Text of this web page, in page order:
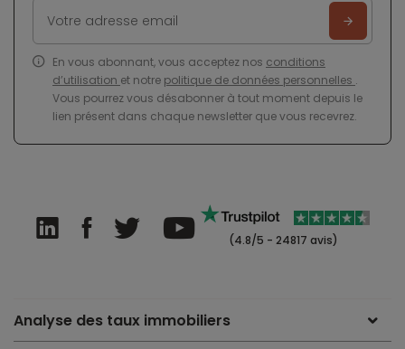
En vous abonnant, vous acceptez nos conditions
d’utilisation et notre politique de données personnelles .
Vous pourrez vous désabonner à tout moment depuis le
lien présent dans chaque newsletter que vous recevrez.
(4.8/5 - 24817 avis)
Analyse des taux immobiliers